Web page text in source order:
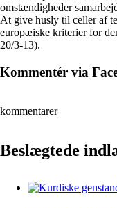
omstændigheder
At give husly til celler af
europæiske kriterier for
20/3-13).
Kommentér via
kommentarer
Beslægtede